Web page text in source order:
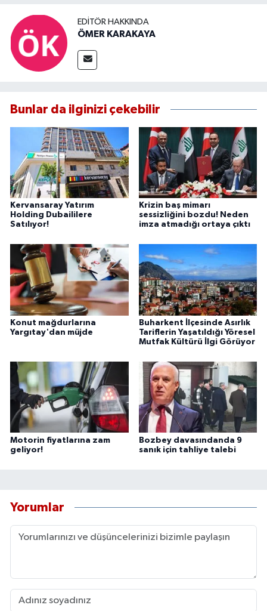
EDITÖR HAKKINDA
ÖMER KARAKAYA
Bunlar da ilginizi çekebilir
Kervansaray Yatırım
Holding Dubaililere
Satılıyor!
Krizin baş mimarı
sessizliğini bozdu! Neden
imza atmadığı ortaya çıktı
Konut mağdurlarına
Yargıtay'dan müjde
Buharkent İlçesinde Asırlık
Tariflerin Yaşatıldığı Yöresel
Mutfak Kültürü İlgi Görüyor
Motorin fiyatlarına zam
geliyor!
Bozbey davasındanda 9
sanık için tahliye talebi
Yorumlar